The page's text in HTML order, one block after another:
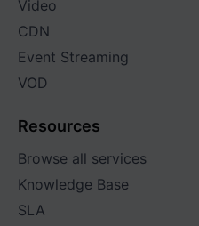
Video
CDN
Event Streaming
VOD
Resources
Browse all services
Knowledge Base
SLA